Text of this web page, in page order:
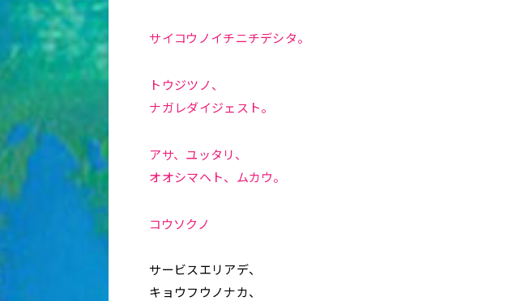
サイコウノイチニチデシタ。
トウジツノ、
ナガレダイジェスト。
アサ、ユッタリ、
オオシマヘト、ムカウ。
コウソクノ
サービスエリアデ、
キョウフウノナカ、